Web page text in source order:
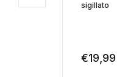
sigillato
€19,99